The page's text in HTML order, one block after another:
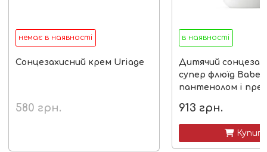
немає в наявності
Сонцезахисний крем Uriage
580 грн.
в наявності
Дитячий
супер флюїд Babe з
пантенолом і
913 грн.
